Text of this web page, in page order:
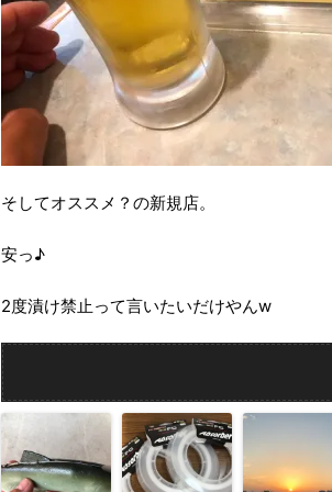
そしてオススメ？の新規店。
安っ♪
2度漬け禁止って言いたいだけやんw